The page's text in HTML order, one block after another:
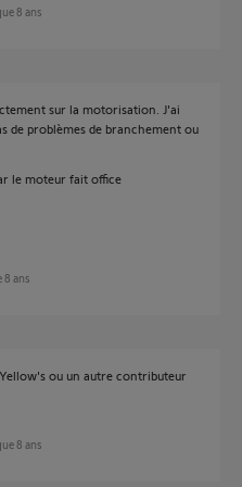
8 ans
sur la motorisation. J'ai
de problèmes de branchement ou
le moteur fait office
8 ans
ou un autre contributeur
8 ans